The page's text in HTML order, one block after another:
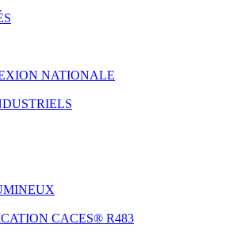
NATIONALE
CACES® R483